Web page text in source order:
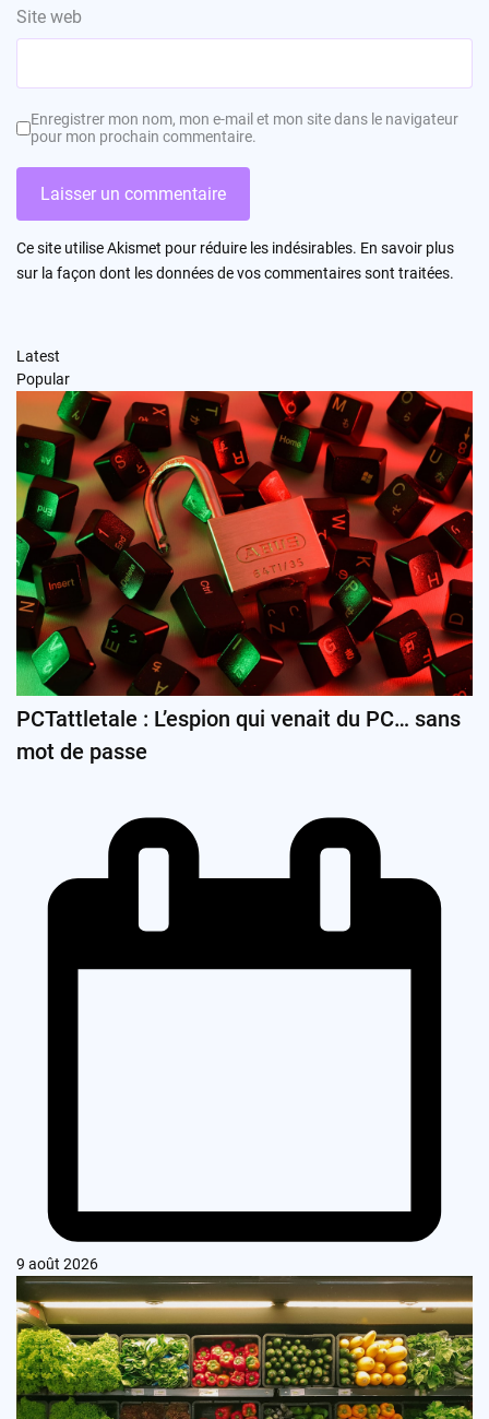
Site web
Enregistrer mon nom, mon e-mail et mon site dans le navigateur
pour mon prochain commentaire.
Ce site utilise Akismet pour réduire les indésirables. En savoir plus
sur la façon dont les données de vos commentaires sont traitées.
Latest
Popular
PCTattletale : L’espion qui venait du PC… sans
mot de passe
9 août 2026